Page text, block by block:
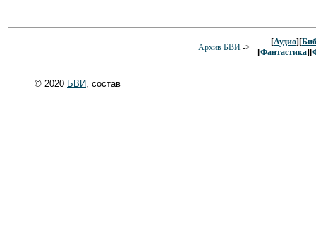
Архив БВИ ->
[Аудио][
[Фантастика][
© 2020 БВИ , состав